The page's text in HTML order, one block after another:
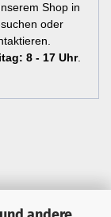
Shop in
oder
8 - 17 Uhr.